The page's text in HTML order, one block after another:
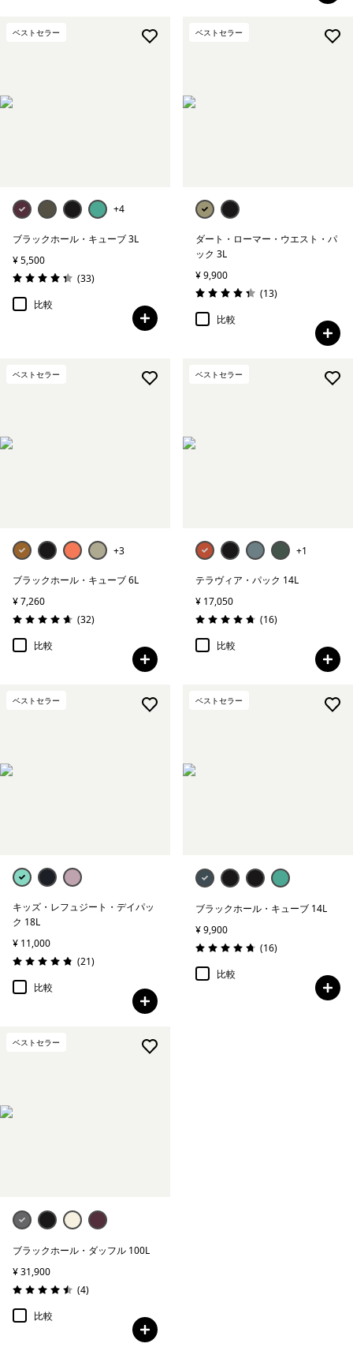
ベストセラー
+4
ブラックホール・キューブ 3L
¥ 5,500
評価: 4.4 / 5
(33レビュー
)
比較
ベストセラー
ダート・ローマー・ウエスト・パ
ック 3L
¥ 9,900
評価: 4.3 / 5
(13レビュー
)
比較
ベストセラー
+3
ブラックホール・キューブ 6L
¥ 7,260
評価: 4.7 / 5
(32レビュー
)
比較
ベストセラー
+1
テラヴィア・パック 14L
¥ 17,050
評価: 4.8 / 5
(16レビュー
)
比較
ベストセラー
キッズ・レフュジート・デイパッ
ク 18L
¥ 11,000
評価: 4.9 / 5
(21レビュー
)
比較
ベストセラー
ブラックホール・キューブ 14L
¥ 9,900
評価: 4.8 / 5
(16レビュー
)
比較
ベストセラー
ブラックホール・ダッフル 100L
¥ 31,900
評価: 4.5 / 5
(4レビュー
)
比較